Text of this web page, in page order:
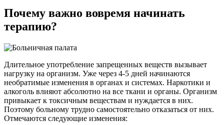
Почему важно вовремя начинать
терапию?
Длительное употребление запрещенных веществ вызывает
нагрузку на организм. Уже через 4-5 дней начинаются
необратимые изменения в органах и системах. Наркотики и
алкоголь влияют абсолютно на все ткани и органы. Организм
привыкает к токсичным веществам и нуждается в них.
Поэтому больному трудно самостоятельно отказаться от них.
Отмечаются следующие изменения: